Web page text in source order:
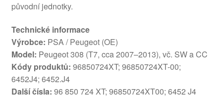
původní jednotky.
Technické informace
Výrobce: PSA / Peugeot (OE)
Model: Peugeot 308 (T7, cca 2007–2013), vč. SW a CC
Kódy produktů: 96850724XT; 96850724XT-00;
6452J4; 6452.J4
Další čísla: 96 850 724 XT; 96850724XT00; 6452 J4